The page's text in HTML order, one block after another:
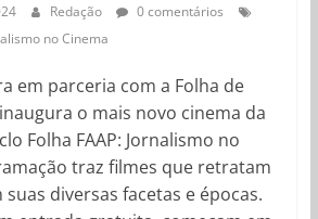
Redação
0 comentários
no Cinema
em parceria com a Folha de
inaugura o mais novo cinema da
Folha FAAP: Jornalismo no
traz filmes que retratam
diversas facetas e épocas.